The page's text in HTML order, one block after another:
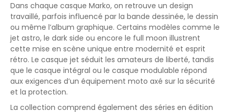
Dans chaque casque Marko, on retrouve un design
travaillé, parfois influencé par la bande dessinée, le dessin
ou même l’album graphique. Certains modèles comme le
jet astro, le dark side ou encore le full moon illustrent
cette mise en scène unique entre modernité et esprit
rétro. Le casque jet séduit les amateurs de liberté, tandis
que le casque intégral ou le casque modulable répond
aux exigences d’un équipement moto axé sur la sécurité
et la protection.
La collection comprend également des séries en édition